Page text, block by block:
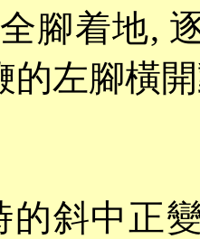
腳着地,
的左腳橫
的斜中正